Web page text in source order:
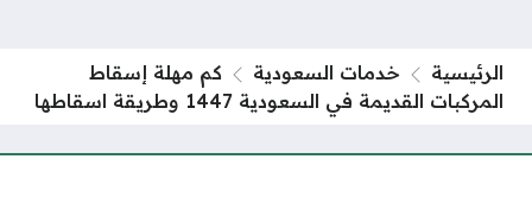
الرئيسية خدمات السعودية
كم مهلة إسقاط
المركبات القديمة في السعودية 1447 وطريقة اسقاطها